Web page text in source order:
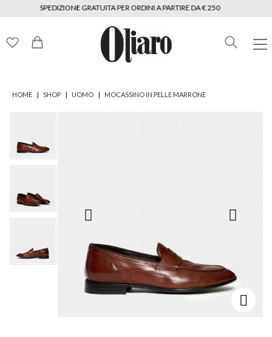
SPEDIZIONE GRATUITA PER ORDINI A PARTIRE DA € 250
HOME | SHOP | UOMO | MOCASSINO IN PELLE MARRONE